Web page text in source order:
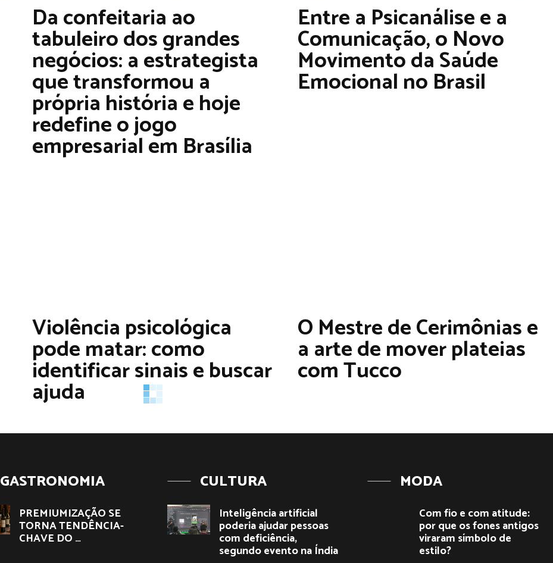
Da confeitaria ao
tabuleiro dos grandes
negócios: a estrategista
que transformou a
própria história e hoje
redefine o jogo
empresarial em Brasília
Entre a Psicanálise e a
Comunicação, o Novo
Movimento da Saúde
Emocional no Brasil
Violência psicológica
pode matar: como
identificar sinais e buscar
ajuda
O Mestre de Cerimônias e
a arte de mover plateias
com Tucco
GASTRONOMIA
PREMIUMIZAÇÃO SE
TORNA TENDÊNCIA-
CHAVE DO …
CULTURA
Inteligência artificial
poderia ajudar pessoas
com deficiência,
segundo evento na Índia
MODA
Com fio e com atitude:
por que os fones antigos
viraram símbolo de
estilo?